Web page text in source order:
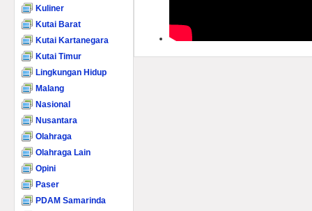
Kuliner
Kutai Barat
Kutai Kartanegara
Kutai Timur
Lingkungan Hidup
Malang
Nasional
Nusantara
Olahraga
Olahraga Lain
Opini
Paser
PDAM Samarinda